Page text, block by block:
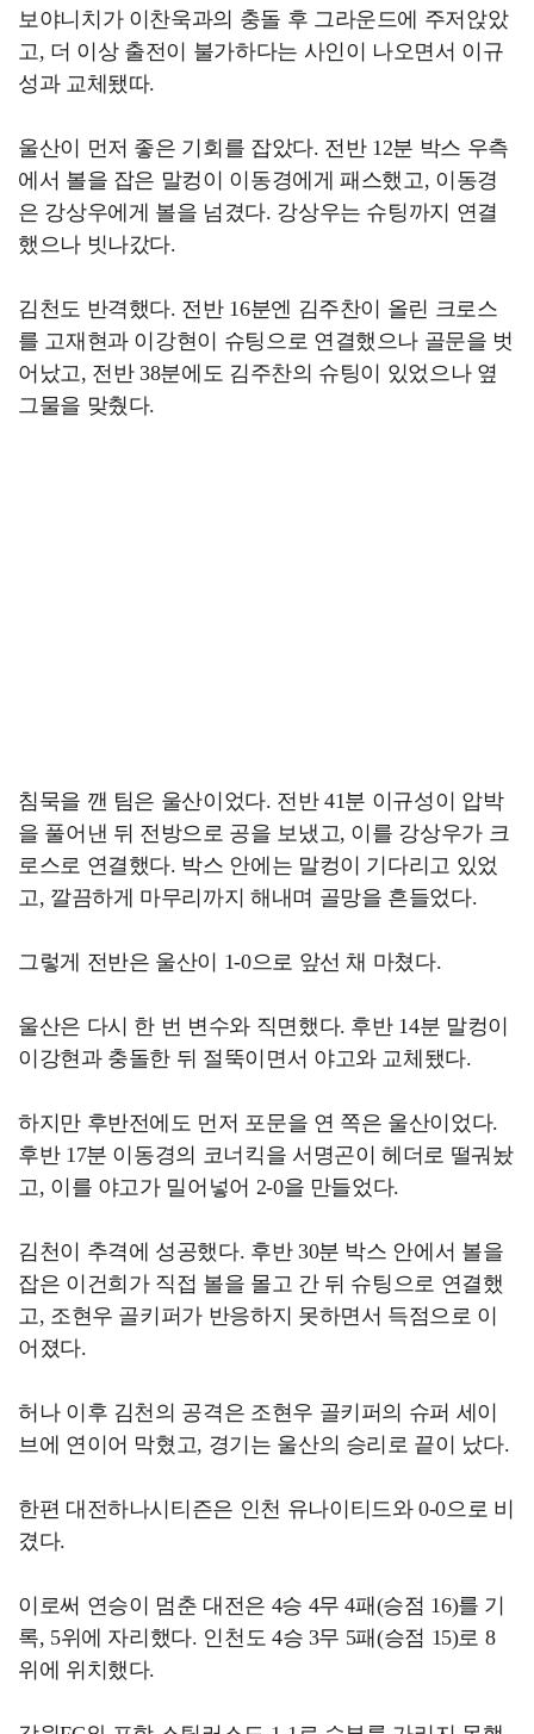
보야니치가 이찬욱과의 충돌 후 그라운드에 주저앉았
고, 더 이상 출전이 불가하다는 사인이 나오면서 이규
성과 교체됐따.
울산이 먼저 좋은 기회를 잡았다. 전반 12분 박스 우측
에서 볼을 잡은 말컹이 이동경에게 패스했고, 이동경
은 강상우에게 볼을 넘겼다. 강상우는 슈팅까지 연결
했으나 빗나갔다.
김천도 반격했다. 전반 16분엔 김주찬이 올린 크로스
를 고재현과 이강현이 슈팅으로 연결했으나 골문을 벗
어났고, 전반 38분에도 김주찬의 슈팅이 있었으나 옆
그물을 맞췄다.
침묵을 깬 팀은 울산이었다. 전반 41분 이규성이 압박
을 풀어낸 뒤 전방으로 공을 보냈고, 이를 강상우가 크
로스로 연결했다. 박스 안에는 말컹이 기다리고 있었
고, 깔끔하게 마무리까지 해내며 골망을 흔들었다.
그렇게 전반은 울산이 1-0으로 앞선 채 마쳤다.
울산은 다시 한 번 변수와 직면했다. 후반 14분 말컹이
이강현과 충돌한 뒤 절뚝이면서 야고와 교체됐다.
하지만 후반전에도 먼저 포문을 연 쪽은 울산이었다.
후반 17분 이동경의 코너킥을 서명곤이 헤더로 떨궈놨
고, 이를 야고가 밀어넣어 2-0을 만들었다.
김천이 추격에 성공했다. 후반 30분 박스 안에서 볼을
잡은 이건희가 직접 볼을 몰고 간 뒤 슈팅으로 연결했
고, 조현우 골키퍼가 반응하지 못하면서 득점으로 이
어졌다.
허나 이후 김천의 공격은 조현우 골키퍼의 슈퍼 세이
브에 연이어 막혔고, 경기는 울산의 승리로 끝이 났다.
한편 대전하나시티즌은 인천 유나이티드와 0-0으로 비
겼다.
이로써 연승이 멈춘 대전은 4승 4무 4패(승점 16)를 기
록, 5위에 자리했다. 인천도 4승 3무 5패(승점 15)로 8
위에 위치했다.